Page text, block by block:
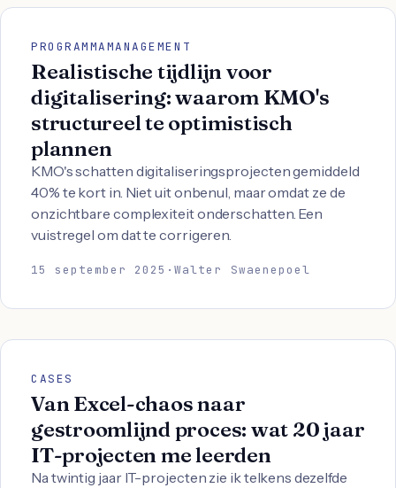
PROGRAMMAMANAGEMENT
Realistische tijdlijn voor
digitalisering: waarom KMO's
structureel te optimistisch
plannen
KMO's schatten digitaliseringsprojecten gemiddeld
40% te kort in. Niet uit onbenul, maar omdat ze de
onzichtbare complexiteit onderschatten. Een
vuistregel om dat te corrigeren.
15 september 2025 ·Walter Swaenepoel
CASES
Van Excel-chaos naar
gestroomlijnd proces: wat 20 jaar
IT-projecten me leerden
Na twintig jaar IT-projecten zie ik telkens dezelfde